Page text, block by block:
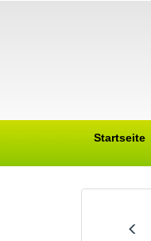
Startseite